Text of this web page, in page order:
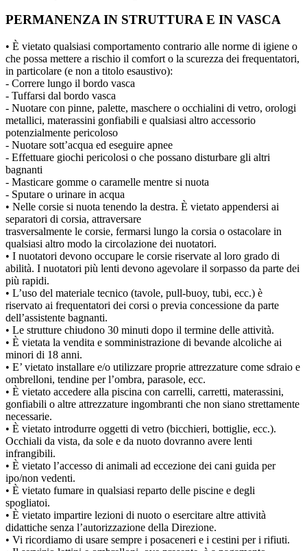
PERMANENZA IN STRUTTURA E IN VASCA
• È vietato qualsiasi comportamento contrario alle norme di igiene o
che possa mettere a rischio il comfort o la scurezza dei frequentatori,
in particolare (e non a titolo esaustivo):
- Correre lungo il bordo vasca
- Tuffarsi dal bordo vasca
- Nuotare con pinne, palette, maschere o occhialini di vetro, orologi
metallici, materassini gonfiabili e qualsiasi altro accessorio
potenzialmente pericoloso
- Nuotare sott’acqua ed eseguire apnee
- Effettuare giochi pericolosi o che possano disturbare gli altri
bagnanti
- Masticare gomme o caramelle mentre si nuota
- Sputare o urinare in acqua
• Nelle corsie si nuota tenendo la destra. È vietato appendersi ai
separatori di corsia, attraversare
trasversalmente le corsie, fermarsi lungo la corsia o ostacolare in
qualsiasi altro modo la circolazione dei nuotatori.
• I nuotatori devono occupare le corsie riservate al loro grado di
abilità. I nuotatori più lenti devono agevolare il sorpasso da parte dei
più rapidi.
• L’uso del materiale tecnico (tavole, pull-buoy, tubi, ecc.) è
riservato ai frequentatori dei corsi o previa concessione da parte
dell’assistente bagnanti.
• Le strutture chiudono 30 minuti dopo il termine delle attività.
• È vietata la vendita e somministrazione di bevande alcoliche ai
minori di 18 anni.
• E’ vietato installare e/o utilizzare proprie attrezzature come sdraio e
ombrelloni, tendine per l’ombra, parasole, ecc.
• È vietato accedere alla piscina con carrelli, carretti, materassini,
gonfiabili o altre attrezzature ingombranti che non siano strettamente
necessarie.
• È vietato introdurre oggetti di vetro (bicchieri, bottiglie, ecc.).
Occhiali da vista, da sole e da nuoto dovranno avere lenti
infrangibili.
• È vietato l’accesso di animali ad eccezione dei cani guida per
ipo/non vedenti.
• È vietato fumare in qualsiasi reparto delle piscine e degli
spogliatoi.
• È vietato impartire lezioni di nuoto o esercitare altre attività
didattiche senza l’autorizzazione della Direzione.
• Vi ricordiamo di usare sempre i posaceneri e i cestini per i rifiuti.